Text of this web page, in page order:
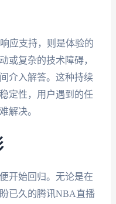
应支持，则是体验的
或复杂的技术障碍，
介入解答。这种持续
定性，用户遇到的任
解决。
开始回归。无论是在
已久的腾讯NBA直播